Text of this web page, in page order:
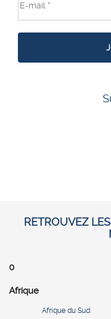
RETROUVEZ
0
Afrique
Afrique du Sud